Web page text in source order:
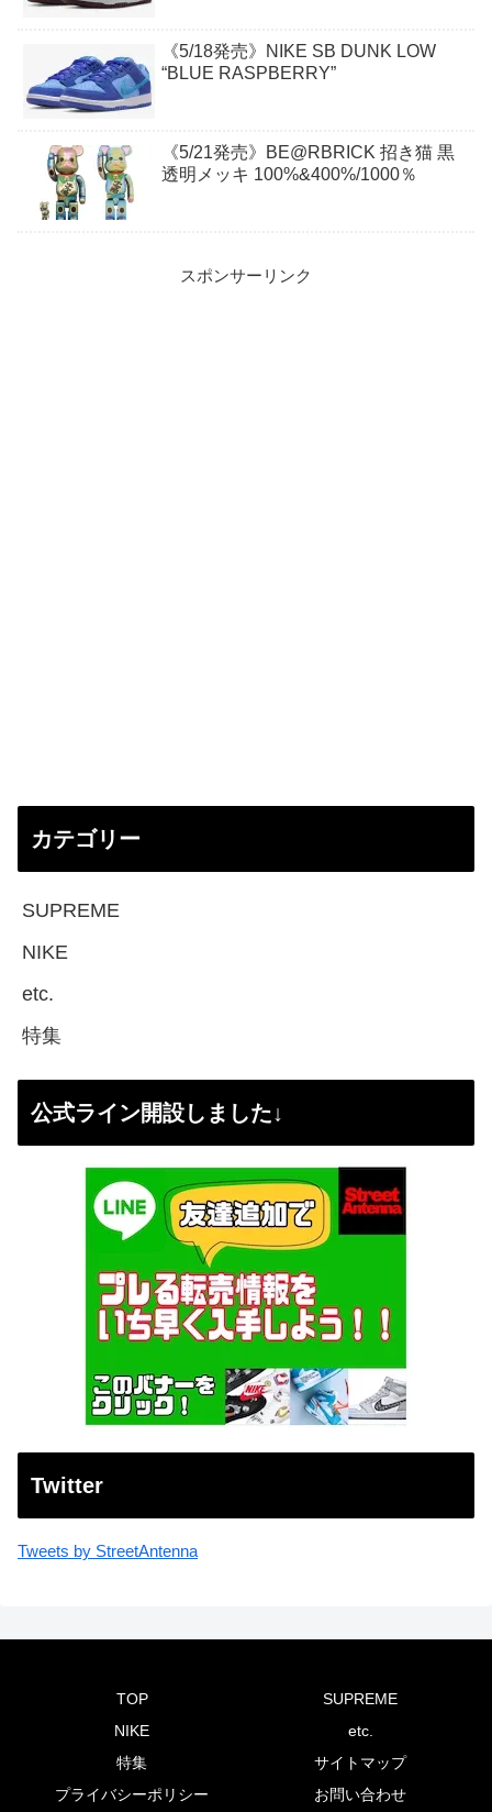
《5/18発売》NIKE SB DUNK LOW
“BLUE RASPBERRY”
《5/21発売》BE@RBRICK 招き猫 黒
透明メッキ 100%&400%/1000％
スポンサーリンク
カテゴリー
SUPREME
NIKE
etc.
特集
公式ライン開設しました↓
Twitter
Tweets by StreetAntenna
TOP
SUPREME
NIKE
etc.
特集
サイトマップ
プライバシーポリシー
お問い合わせ